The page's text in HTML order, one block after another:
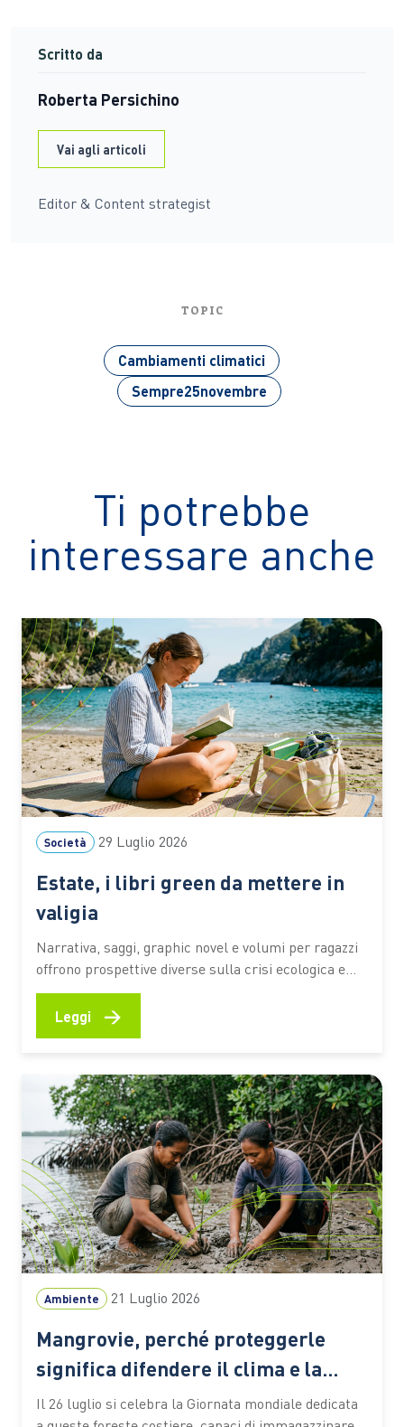
Scritto da
Roberta Persichino
Vai agli articoli
Editor & Content strategist
TOPIC
Cambiamenti climatici
Sempre25novembre
Ti potrebbe
interessare anche
Società 29 Luglio 2026
Estate, i libri green da mettere in
valigia
Narrativa, saggi, graphic novel e volumi per ragazzi
offrono prospettive diverse sulla crisi ecologica e
sul rapporto tra persone e ambiente. I titoli
premiati dal Premio Demetra 2026 diventano una
selezione utile per riflettere su clima, turismo,
chi mette in valigia un…
Leggi →
Ambiente 21 Luglio 2026
Mangrovie, perché proteggerle
significa difendere il clima e la
biodiversità
Il 26 luglio si celebra la Giornata mondiale dedicata